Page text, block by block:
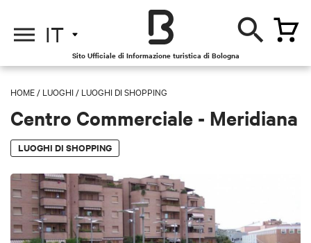
IT
Sito Ufficiale di Informazione turistica di Bologna
HOME / LUOGHI / LUOGHI DI SHOPPING
Centro Commerciale - Meridiana
LUOGHI DI SHOPPING